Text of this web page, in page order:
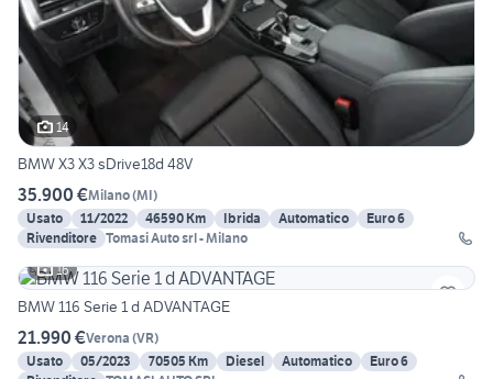
14
BMW X3 X3 sDrive18d 48V
35.900 €Milano(MI)
Usato
11/2022 46590 Km Ibrida Automatico
Euro 6
Rivenditore Tomasi Auto srl - Milano
16
BMW 116 Serie 1 d ADVANTAGE
21.990 €Verona (VR)
Usato
05/2023 70505 Km Diesel Automatico
Euro 6